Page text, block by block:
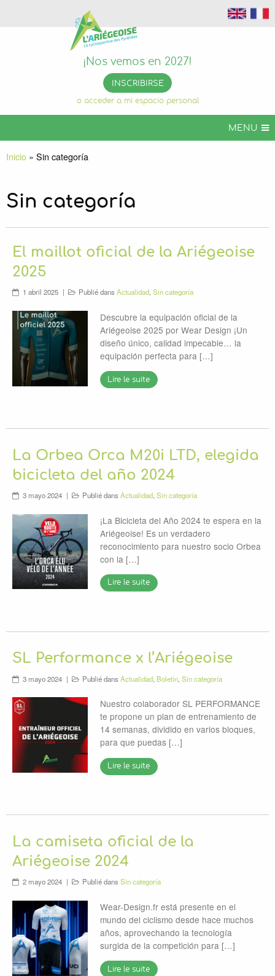
¡Nos vemos en 2027!
INSCRIBIRSE
o acceder a mi espacio personal
MENU
ARIÉGEOISE CYCLOSPORTIVO
ARIEGEOISE EVENTOS
Vídeos
Inicio» Sin categoría
Sin categoría
El maillot oficial de la Ariégeoise
2025
1 abril 2025 Publié dansActualidad,Sin categoría
Descubre la equipación oficial de la
Ariégeoise 2025 por Wear Design ¡Un
diseño único, calidad impecable… la
equipación perfecta para […]
Lire le suite
La Orbea Orca M20i LTD, elegida
bicicleta del año 2024
3 mayo 2024 Publié dansActualidad,Sin categoría
¡La Bicicleta del Año 2024 te espera en la
Ariégeoise! Es un verdadero
reconocimiento para nuestro socio Orbea
con la […]
Lire le suite
SL Performance x l’Ariégeoise
3 mayo 2024 Publié dansActualidad, Boletín,Sin categoría
Nuestro colaborador SL PERFORMANCE
te propone un plan de entrenamiento de
14 semanas, dividido en varios bloques,
para que puedas […]
Lire le suite
La camiseta oficial de la
Ariégeoise 2024
2 mayo 2024 Publié dansSin categoría
Wear-Design.fr está presente en el
mundo del ciclismo desde hace muchos
años, aprovechando la tecnología
surgida de la competición para […]
Lire le suite